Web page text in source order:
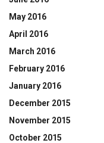
May 2016
April 2016
March 2016
February 2016
January 2016
December 2015
November 2015
October 2015